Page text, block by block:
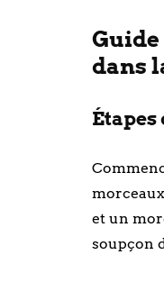
dans
et un
soupçon